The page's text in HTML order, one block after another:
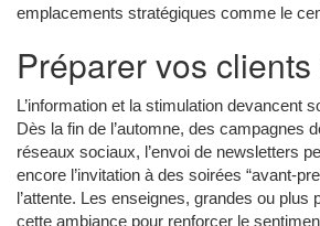
emplacements stratégiques comme le
Préparer vos
L’information et la stimulation devancent
Dès la fin de l’automne, des campagnes
réseaux sociaux, l’envoi de newsletters
encore l’invitation à des soirées “avant-
l’attente. Les enseignes, grandes ou plus
cette ambiance pour renforcer le